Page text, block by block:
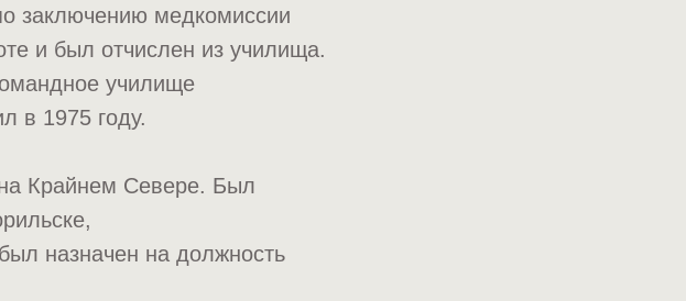
заключению медкомиссии
и был отчислен из училища.
училище
в 1975 году.
Крайнем Севере. Был
назначен на должность